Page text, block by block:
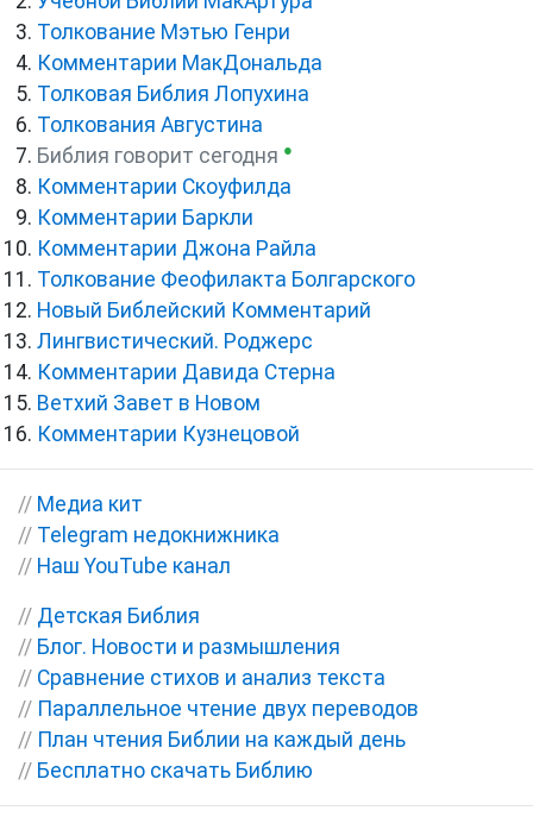
Толкование Мэтью Генри
Комментарии МакДональда
Толковая Библия Лопухина
Толкования Августина
Библия говорит сегодня ●
Комментарии Скоуфилда
Комментарии Баркли
Комментарии Джона Райла
Толкование Феофилакта Болгарского
Новый Библейский Комментарий
Лингвистический. Роджерс
Комментарии Давида Стерна
Ветхий Завет в Новом
Комментарии Кузнецовой
// Медиа кит
// Telegram недокнижника
// Наш YouTube канал
// Детская Библия
// Блог. Новости и размышления
// Сравнение стихов и анализ текста
// Параллельное чтение двух переводов
// План чтения Библии на каждый день
// Бесплатно скачать Библию